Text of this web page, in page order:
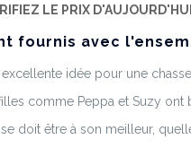
LE PRIX
fournis avec
idée pour une
comme Peppa et Suzy
doit être à son meilleur,